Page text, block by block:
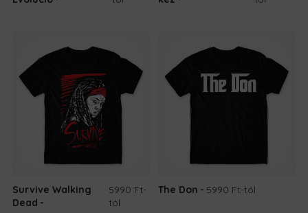
Survive Walking
Dead
5990 Ft-
tól
The Don 5990 Ft-tól